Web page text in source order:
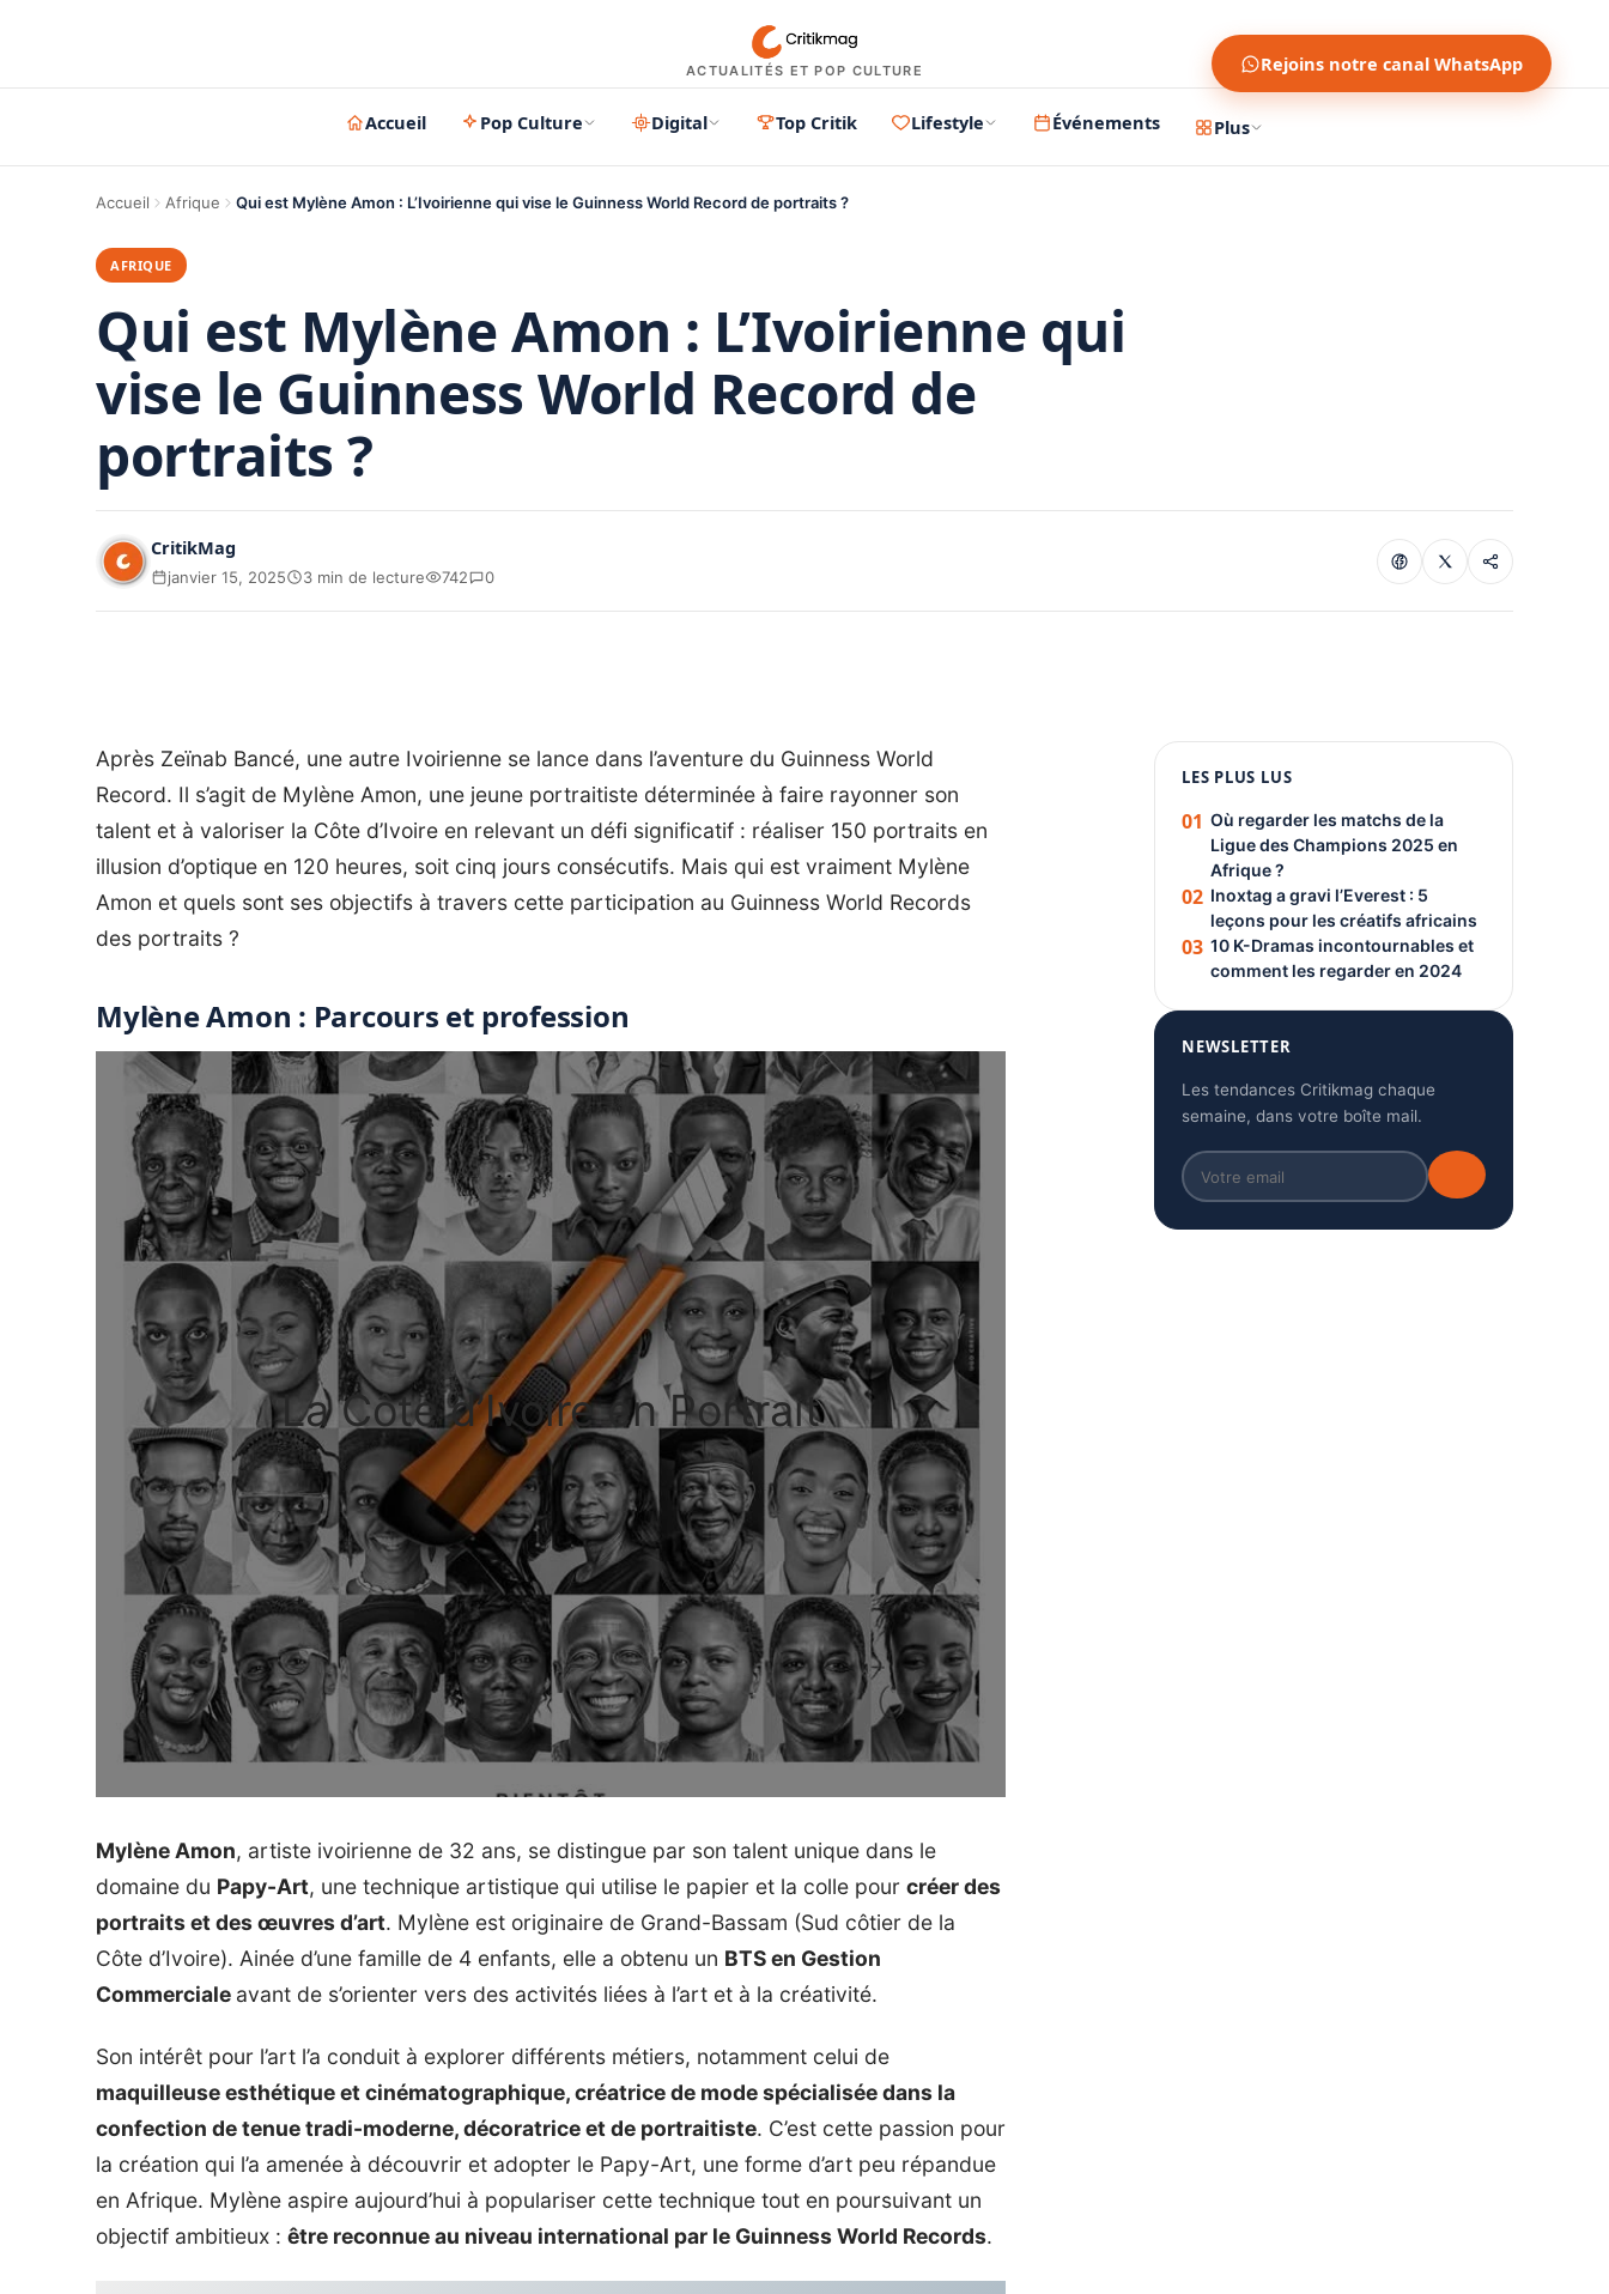
ACTUALITÉS ET POP CULTURE Rejoins notre canal WhatsApp
Accueil Pop Culture Digital Top Critik Lifestyle Événements Plus
Accueil Afrique Qui est Mylène Amon : L’Ivoirienne qui vise le Guinness World Record de portraits ?
AFRIQUE
Qui est Mylène Amon : L’Ivoirienne qui
vise le Guinness World Record de
portraits ?
CritikMag
janvier 15, 2025 3 min de lecture 742 0
Après Zeïnab Bancé, une autre Ivoirienne se lance dans l’aventure du Guinness World
Record. Il s’agit de Mylène Amon, une jeune portraitiste déterminée à faire rayonner son
talent et à valoriser la Côte d’Ivoire en relevant un défi significatif : réaliser 150 portraits en
illusion d’optique en 120 heures, soit cinq jours consécutifs. Mais qui est vraiment Mylène
Amon et quels sont ses objectifs à travers cette participation au Guinness World Records
des portraits ?
Mylène Amon : Parcours et profession
La Côte d’Ivoire en Portrait
Mylène Amon, artiste ivoirienne de 32 ans, se distingue par son talent unique dans le
domaine du Papy-Art, une technique artistique qui utilise le papier et la colle pour créer des
portraits et des œuvres d’art. Mylène est originaire de Grand-Bassam (Sud côtier de la
Côte d’Ivoire). Ainée d’une famille de 4 enfants, elle a obtenu un BTS en Gestion
Commerciale avant de s’orienter vers des activités liées à l’art et à la créativité.
Son intérêt pour l’art l’a conduit à explorer différents métiers, notamment celui de
maquilleuse esthétique et cinématographique, créatrice de mode spécialisée dans la
confection de tenue tradi-moderne, décoratrice et de portraitiste. C’est cette passion pour
la création qui l’a amenée à découvrir et adopter le Papy-Art, une forme d’art peu répandue
en Afrique. Mylène aspire aujourd’hui à populariser cette technique tout en poursuivant un
objectif ambitieux : être reconnue au niveau international par le Guinness World Records.
PUBLICITÉ
LES PLUS LUS
01 Où regarder les matchs de la
Ligue des Champions 2025 en
Afrique ?
02 Inoxtag a gravi l’Everest : 5
leçons pour les créatifs africains
03 10 K-Dramas incontournables et
comment les regarder en 2024
NEWSLETTER
Les tendances Critikmag chaque
semaine, dans votre boîte mail.